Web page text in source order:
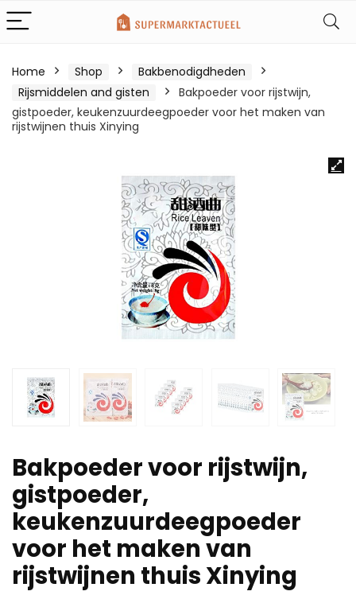
Home Shop
Bakbenodigdheden
Rijsmiddelen and gisten
Bakpoeder voor rijstwijn,
gistpoeder, keukenzuurdeegpoeder voor het maken van
rijstwijnen thuis Xinying
Bakpoeder voor rijstwijn,
gistpoeder,
keukenzuurdeegpoeder
voor het maken van
rijstwijnen thuis Xinying